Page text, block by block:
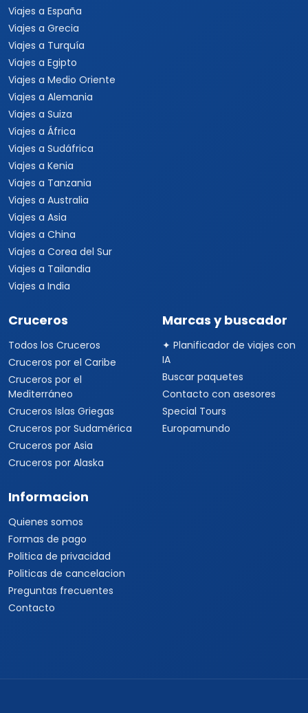
Viajes a España
Viajes a Grecia
Viajes a Turquía
Viajes a Egipto
Viajes a Medio Oriente
Viajes a Alemania
Viajes a Suiza
Viajes a África
Viajes a Sudáfrica
Viajes a Kenia
Viajes a Tanzania
Viajes a Australia
Viajes a Asia
Viajes a China
Viajes a Corea del Sur
Viajes a Tailandia
Viajes a India
Cruceros
Todos los Cruceros
Cruceros por el Caribe
Cruceros por el
Mediterráneo
Cruceros Islas Griegas
Cruceros por Sudamérica
Cruceros por Asia
Cruceros por Alaska
Marcas y buscador
✦ Planificador de viajes con
IA
Buscar paquetes
Contacto con asesores
Special Tours
Europamundo
Informacion
Quienes somos
Formas de pago
Politica de privacidad
Politicas de cancelacion
Preguntas frecuentes
Contacto